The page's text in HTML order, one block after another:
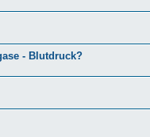
- Blutdruck?